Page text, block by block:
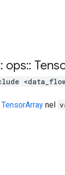
ops::
TensorArray nel